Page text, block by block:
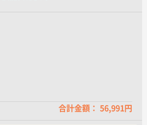
合計金額： 56,991円